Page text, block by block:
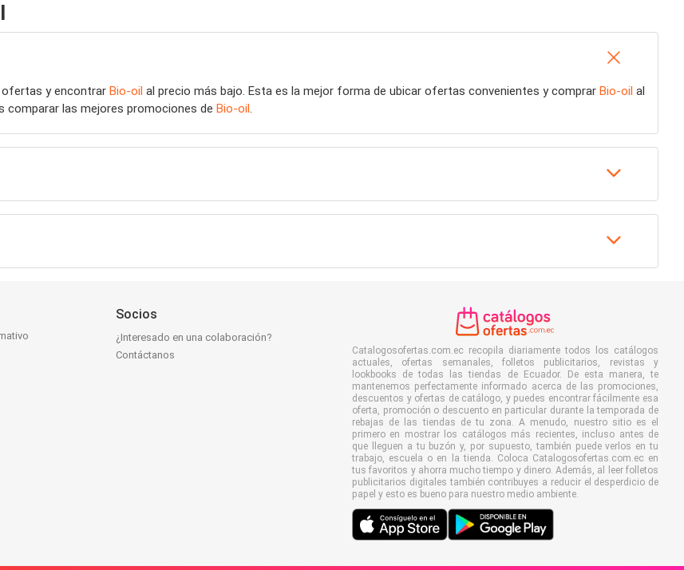
y encontrar Bio-oil al precio más bajo. Esta es la mejor forma de ubicar ofertas convenientes y comprar Bio-oil al
comparar las mejores promociones de Bio-oil.
Socios
¿Interesado en una colaboración?
Contáctanos
Catalogosofertas.com.ec recopila diariamente todos los catálogos
actuales, ofertas semanales, folletos publicitarios, revistas y
lookbooks de todas las tiendas de Ecuador. De esta manera, te
mantenemos perfectamente informado acerca de las promociones,
descuentos y ofertas de catálogo, y puedes encontrar fácilmente esa
oferta, promoción o descuento en particular durante la temporada de
rebajas de las tiendas de tu zona. A menudo, nuestro sitio es el
primero en mostrar los catálogos más recientes, incluso antes de
que lleguen a tu buzón y, por supuesto, también puede verlos en tu
trabajo, escuela o en la tienda. Coloca Catalogosofertas.com.ec en
tus favoritos y ahorra mucho tiempo y dinero. Además, al leer folletos
publicitarios digitales también contribuyes a reducir el desperdicio de
papel y esto es bueno para nuestro medio ambiente.